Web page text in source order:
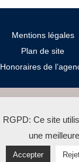
Mentions légales
Plan de site
Honoraires de
La Solution
RGPD: Ce site
une
Accepter